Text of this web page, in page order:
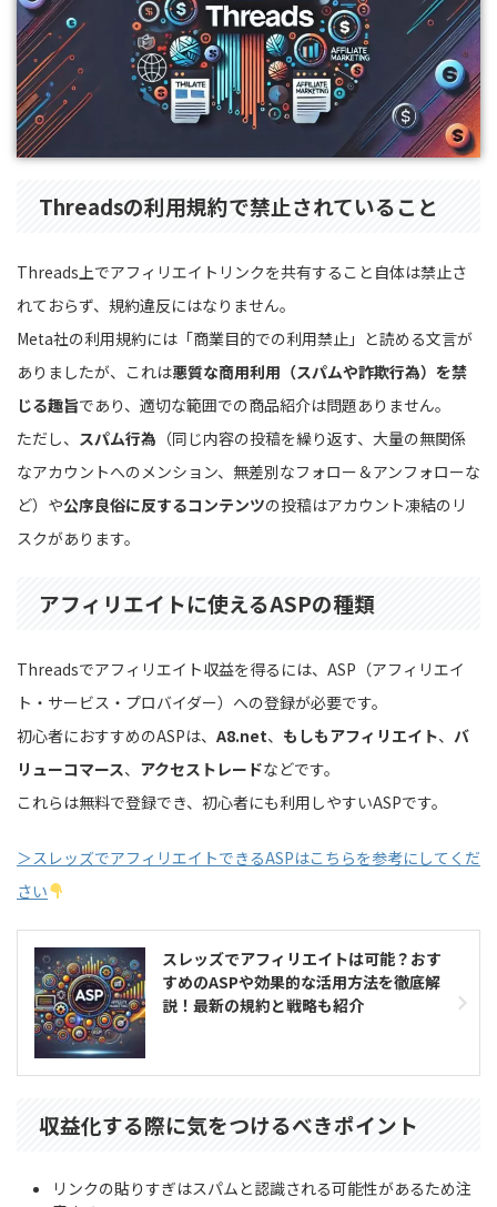
Threadsの利用規約で禁止されていること
Threads上でアフィリエイトリンクを共有すること自体は禁止さ
れておらず、規約違反にはなりません。
Meta社の利用規約には「商業目的での利用禁止」と読める文言が
ありましたが、これは悪質な商用利用（スパムや詐欺行為）を禁
じる趣旨であり、適切な範囲での商品紹介は問題ありません。
ただし、 スパム行為 （同じ内容の投稿を繰り返す、大量の無関係
なアカウントへのメンション、無差別なフォロー＆アンフォローな
ど）や公序良俗に反するコンテンツの投稿はアカウント凍結のリ
スクがあります。
アフィリエイトに使えるASPの種類
Threadsでアフィリエイト収益を得るには、ASP（アフィリエイ
ト・サービス・プロバイダー）への登録が必要です。
初心者におすすめのASPは、 A8.net、 もしもアフィリエイト、 バ
リューコマース、 アクセストレードなどです。
これらは無料で登録でき、初心者にも利用しやすいASPです。
＞スレッズでアフィリエイトできるASPはこちらを参考にしてくだ
さい
スレッズでアフィリエイトは可能？おす
すめのASPや効果的な活用方法を徹底解
説！最新の規約と戦略も紹介
収益化する際に気をつけるべきポイント
リンクの貼りすぎはスパムと認識される可能性があるため注